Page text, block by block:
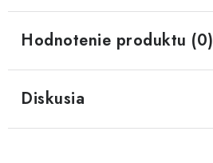
Hodnotenie produktu (0)
Diskusia